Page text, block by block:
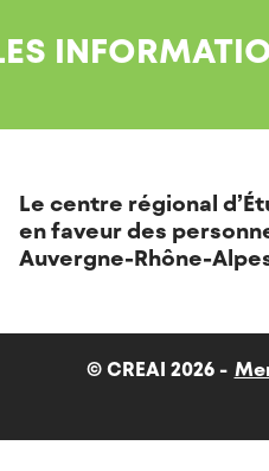
Le centre régional
en faveur des
Auvergne-Rhône-
© CREAI 2026 -